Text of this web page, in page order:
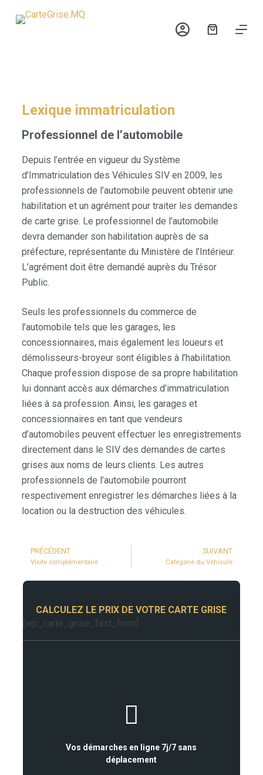
P
Lexique immatriculation
Professionnel de l’automobile
Depuis l’entrée en vigueur du Système
d’Immatriculation des Véhicules SIV en 2009, les
professionnels de l’automobile peuvent obtenir une
habilitation et un agrément pour traiter les demandes
de carte grise. Le professionnel de l’automobile
devra demander son habilitation auprès de sa
préfecture, représentante du Ministère de l’Intérieur.
L’agrément doit être demandé auprès du Trésor
Public.
Seuls les professionnels du commerce de
l’automobile tels que les garages, les
concessionnaires, mais également les loueurs et
démolisseurs-broyeur sont éligibles à l’habilitation.
Chaque profession dispose de sa propre habilitation
lui donnant accès aux démarches d’immatriculation
liées à sa profession. Ainsi, les garages et
concessionnaires en tant que vendeurs
d’automobiles peuvent effectuer les enregistrements
directement dans le SIV des demandes de cartes
grises aux noms de leurs clients. Les autres
professionnels de l’automobile pourront
respectivement enregistrer les démarches liées à la
location ou la destruction des véhicules.
PRÉCÉDENT
Visite complémentaire
SUIVANT
Catégorie du Véhicule
CALCULEZ LE PRIX DE VOTRE CARTE GRISE
[wp_carte_grise_fast_form]
Vos démarches en ligne 7j/7 sans
déplacement